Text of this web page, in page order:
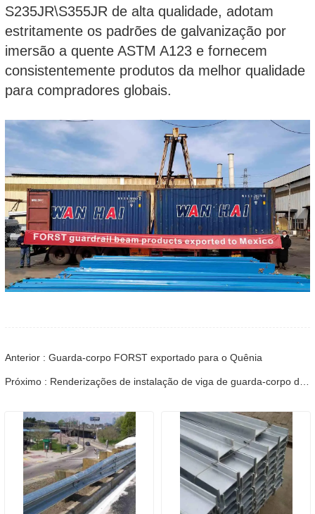
S235JR\S355JR de alta qualidade, adotam
estritamente os padrões de galvanização por
imersão a quente ASTM A123 e fornecem
consistentemente produtos da melhor qualidade
para compradores globais.
Anterior : Guarda-corpo FORST exportado para o Quênia